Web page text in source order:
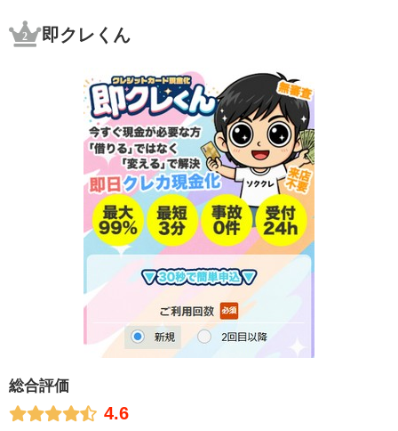
2 即クレくん
総合評価
4.6